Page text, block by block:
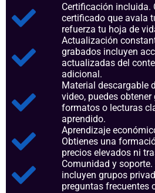
Certificación incluida.
certificado que avala
refuerza tu hoja de
Actualización
grabados incluyen
actualizadas del
adicional.
Material descargable
video, puedes
formatos o lecturas
aprendido.
Aprendizaje
Obtienes una
precios elevados ni
Comunidad y
incluyen grupos
preguntas frecuentes